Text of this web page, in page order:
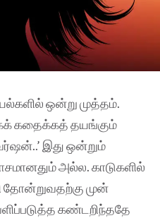
ஒன்று முத்தம்.
கதைக்கத் தயங்கும்
இது ஒன்றும்
அல்ல. காடுகளில்
தோன்றுவதற்கு முன்
கண்டறிந்ததே